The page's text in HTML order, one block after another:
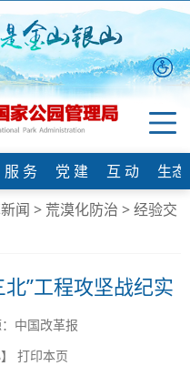
服 务 党 建 互 动
生
闻 > 荒漠化防治 >经验交
”工程攻坚战纪实
中国改革报
】 打印本页